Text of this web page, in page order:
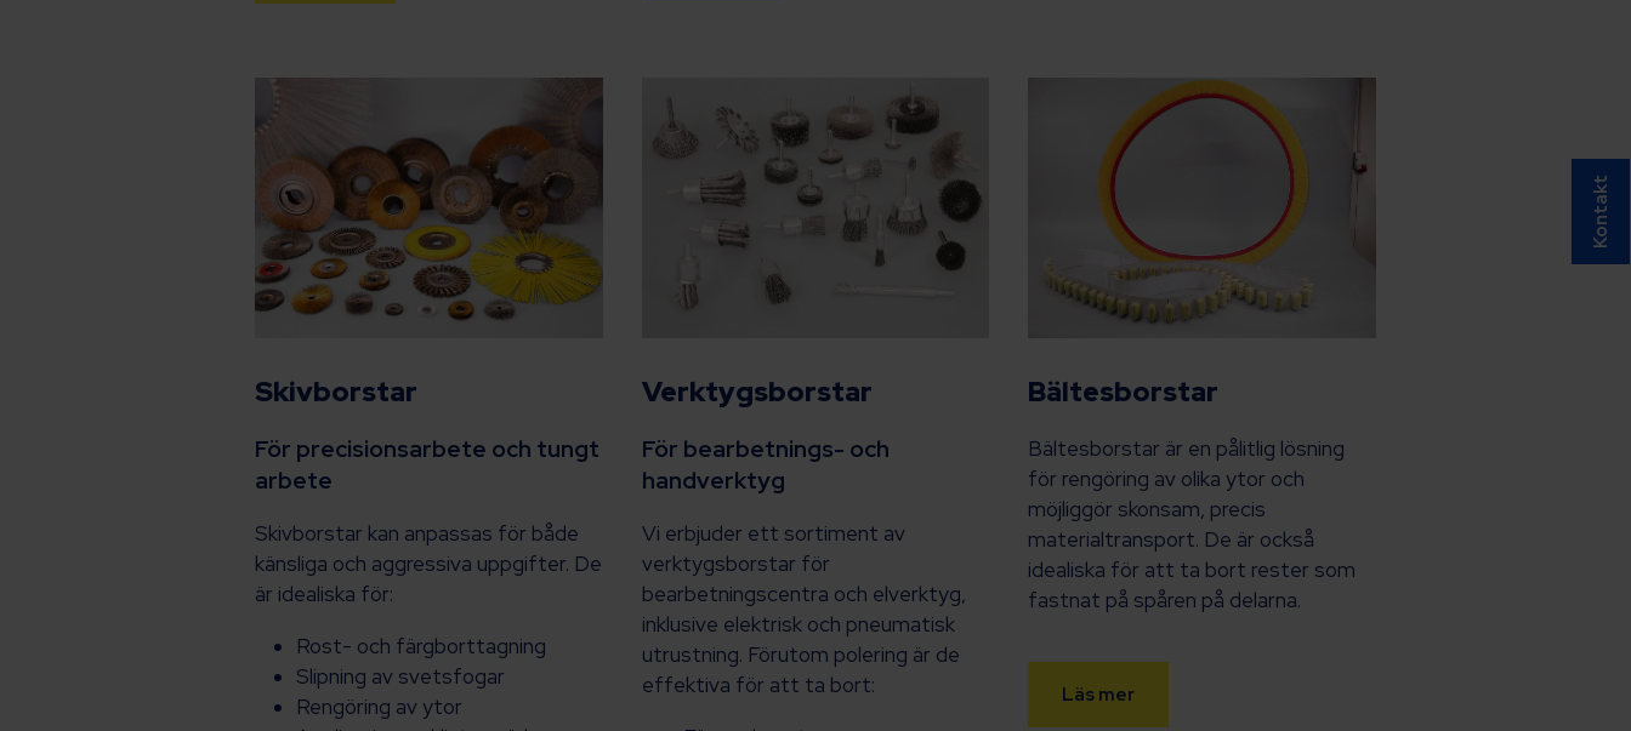
Skivborstar
För precisionsarbete och tungt
arbete
Skivborstar kan anpassas för både
känsliga och aggressiva uppgifter. De
är idealiska för:
Rost- och färgborttagning
Slipning av svetsfogar
Rengöring av ytor
Verktygsborstar
För bearbetnings- och
handverktyg
Vi erbjuder ett sortiment av
verktygsborstar för
bearbetningscentra och elverktyg,
inklusive elektrisk och pneumatisk
utrustning. Förutom polering är de
effektiva för att ta bort:
Bältesborstar
Bältesborstar är en pålitlig lösning
för rengöring av olika ytor och
möjliggör skonsam, precis
materialtransport. De är också
idealiska för att ta bort rester som
fastnat på spåren på delarna.
Läs mer
Kontakt